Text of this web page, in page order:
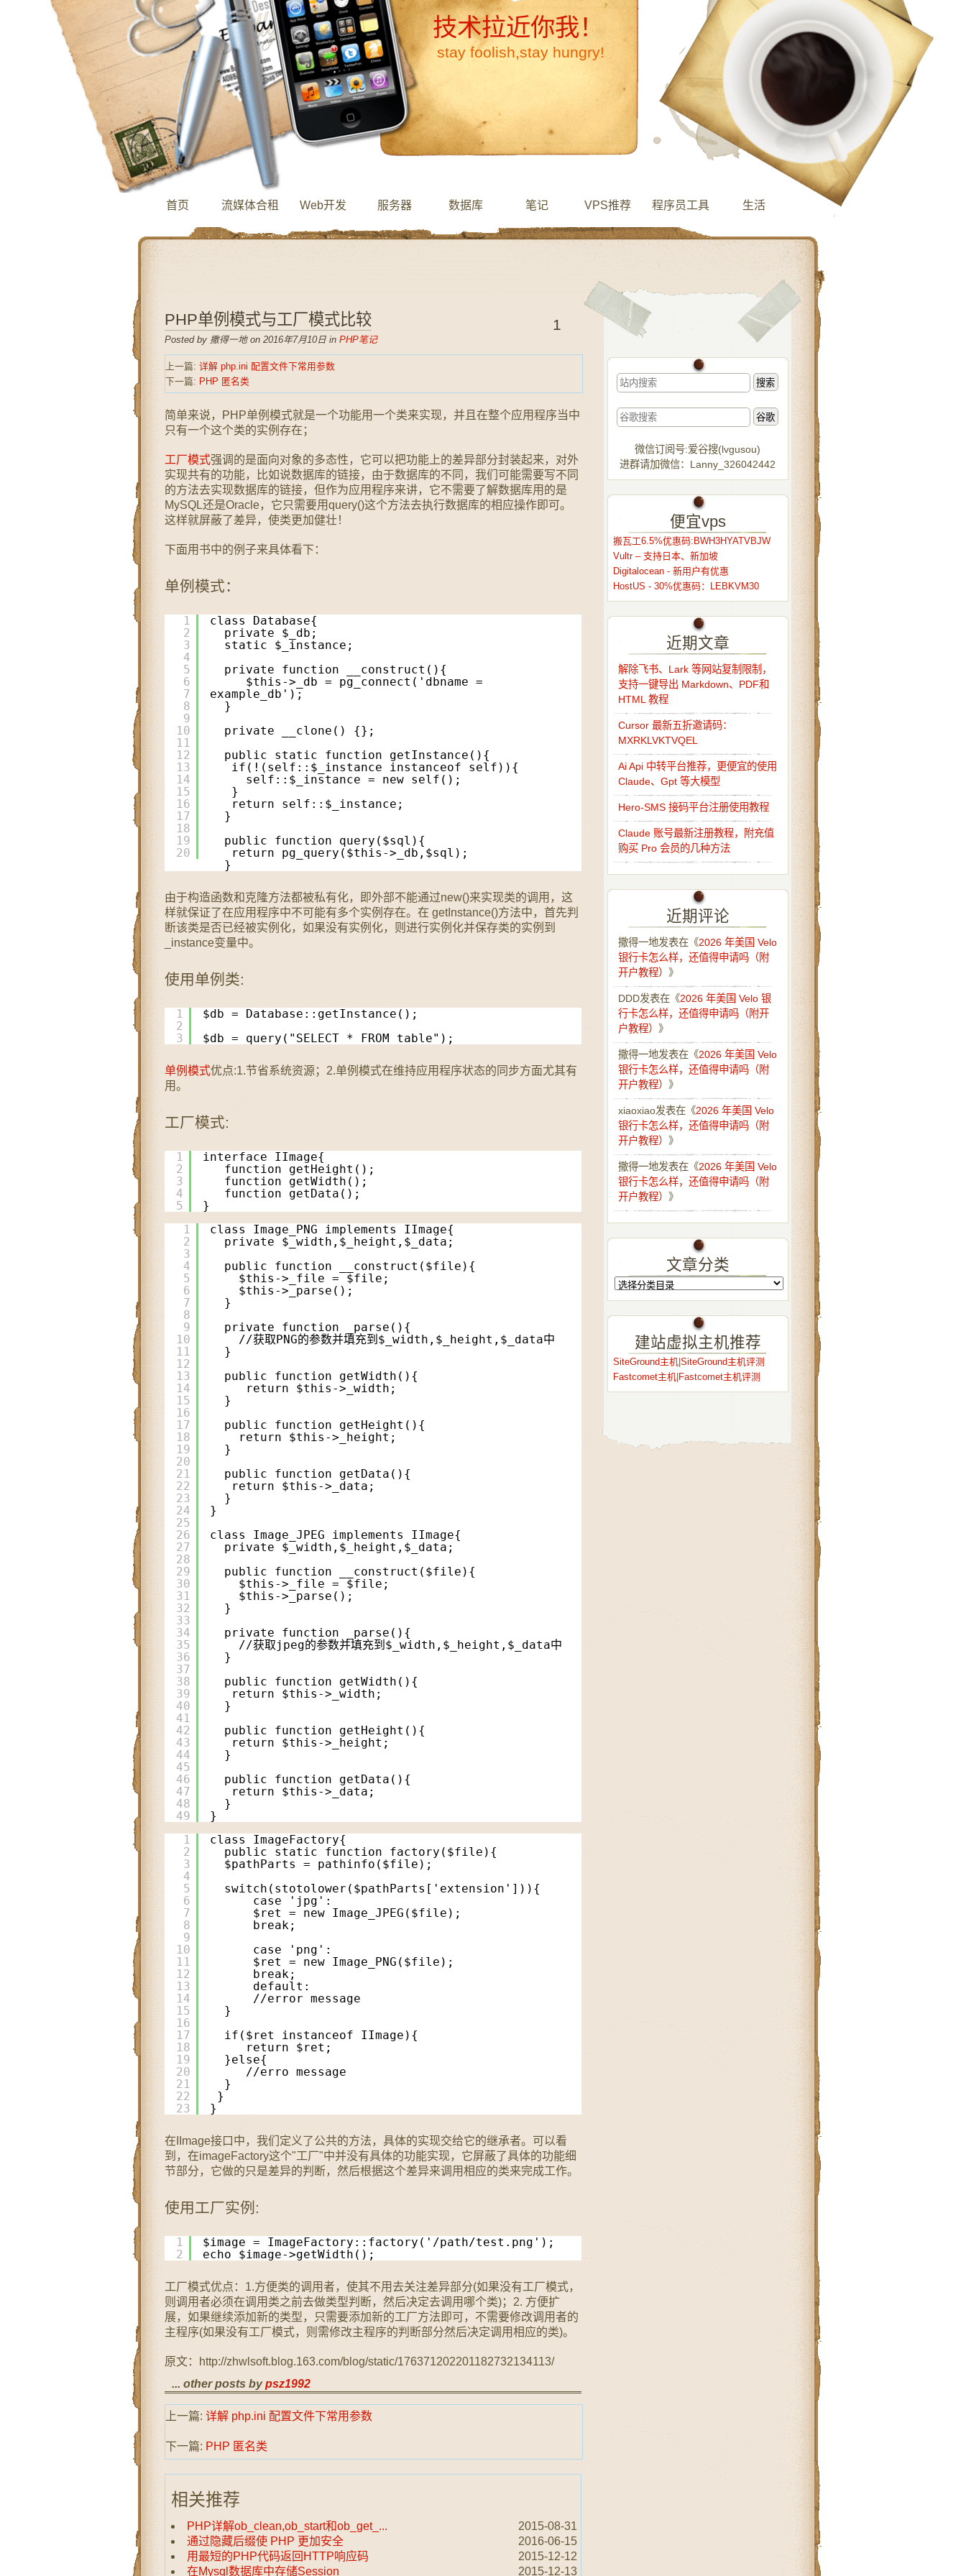
技术拉近你我！
stay foolish,stay hungry!
首页 流媒体合租 Web开发 服务器 数据库 笔记 VPS推荐 程序员工具 生活
1
PHP单例模式与工厂模式比较
Posted by 撒得一地 on 2016年7月10日 in PHP笔记
上一篇: 详解 php.ini 配置文件下常用参数
下一篇: PHP 匿名类
简单来说，PHP单例模式就是一个功能用一个类来实现，并且在整个应用程序当中
只有一个这个类的实例存在；
工厂模式强调的是面向对象的多态性，它可以把功能上的差异部分封装起来，对外
实现共有的功能，比如说数据库的链接，由于数据库的不同，我们可能需要写不同
的方法去实现数据库的链接，但作为应用程序来讲，它不需要了解数据库用的是
MySQL还是Oracle，它只需要用query()这个方法去执行数据库的相应操作即可。
这样就屏蔽了差异，使类更加健壮！
下面用书中的例子来具体看下：
单例模式：
1
2
3
4
5
6
7
8
9
10
11
12
13
14
15
16
17
18
19
20
class Database{
private $_db;
static $_instance;
private function __construct(){
$this->_db = pg_connect('dbname =
example_db');
}
private __clone() {};
public static function getInstance(){
if(!(self::$_instance instanceof self)){
self::$_instance = new self();
}
return self::$_instance;
}
public function query($sql){
return pg_query($this->_db,$sql);
}
由于构造函数和克隆方法都被私有化，即外部不能通过new()来实现类的调用，这
样就保证了在应用程序中不可能有多个实例存在。在 getInstance()方法中，首先判
断该类是否已经被实例化，如果没有实例化，则进行实例化并保存类的实例到
_instance变量中。
使用单例类:
1
2
3
$db = Database::getInstance();
$db = query("SELECT * FROM table");
单例模式优点:1.节省系统资源；2.单例模式在维持应用程序状态的同步方面尤其有
用。
工厂模式:
1
2
3
4
5
interface IImage{
function getHeight();
function getWidth();
function getData();
}
1
2
3
4
5
6
7
8
9
10
11
12
13
14
15
16
17
18
19
20
21
22
23
24
25
26
27
28
29
30
31
32
33
34
35
36
37
38
39
40
41
42
43
44
45
46
47
48
49
class Image_PNG implements IImage{
private $_width,$_height,$_data;
public function __construct($file){
$this->_file = $file;
$this->_parse();
}
private function _parse(){
//获取PNG的参数并填充到$_width,$_height,$_data中
}
public function getWidth(){
return $this->_width;
}
public function getHeight(){
return $this->_height;
}
public function getData(){
return $this->_data;
}
}
class Image_JPEG implements IImage{
private $_width,$_height,$_data;
public function __construct($file){
$this->_file = $file;
$this->_parse();
}
private function _parse(){
//获取jpeg的参数并填充到$_width,$_height,$_data中
}
public function getWidth(){
return $this->_width;
}
public function getHeight(){
return $this->_height;
}
public function getData(){
return $this->_data;
}
}
1
2
3
4
5
6
7
8
9
10
11
12
13
14
15
16
17
18
19
20
21
22
23
class ImageFactory{
public static function factory($file){
$pathParts = pathinfo($file);
switch(stotolower($pathParts['extension'])){
case 'jpg':
$ret = new Image_JPEG($file);
break;
case 'png':
$ret = new Image_PNG($file);
break;
default:
//error message
}
if($ret instanceof IImage){
return $ret;
}else{
//erro message
}
}
}
在IImage接口中，我们定义了公共的方法，具体的实现交给它的继承者。可以看
到，在imageFactory这个"工厂"中并没有具体的功能实现，它屏蔽了具体的功能细
节部分，它做的只是差异的判断，然后根据这个差异来调用相应的类来完成工作。
使用工厂实例:
1
2
$image = ImageFactory::factory('/path/test.png');
echo $image->getWidth();
工厂模式优点：1.方便类的调用者，使其不用去关注差异部分(如果没有工厂模式，
则调用者必须在调用类之前去做类型判断，然后决定去调用哪个类)；2. 方便扩
展，如果继续添加新的类型，只需要添加新的工厂方法即可，不需要修改调用者的
主程序(如果没有工厂模式，则需修改主程序的判断部分然后决定调用相应的类)。
原文：http://zhwlsoft.blog.163.com/blog/static/176371202201182732134113/
... other posts bypsz1992
上一篇: 详解 php.ini 配置文件下常用参数
下一篇: PHP 匿名类
相关推荐
PHP详解ob_clean,ob_start和ob_get_...
2015-08-31
通过隐藏后缀使 PHP 更加安全
2016-06-15
用最短的PHP代码返回HTTP响应码
2015-12-12
在Mysql数据库中存储Session
2015-12-13
微信订阅号:爱谷搜(lvgusou)
进群请加微信：Lanny_326042442
便宜vps
搬瓦工6.5%优惠码:BWH3HYATVBJW
Vultr – 支持日本、新加坡
Digitalocean - 新用户有优惠
HostUS - 30%优惠码：LEBKVM30
近期文章
解除飞书、Lark 等网站复制限制，
支持一键导出 Markdown、PDF和
HTML 教程
Cursor 最新五折邀请码：
MXRKLVKTVQEL
Ai Api 中转平台推荐，更便宜的使用
Claude、Gpt 等大模型
Hero-SMS 接码平台注册使用教程
Claude 账号最新注册教程，附充值
购买 Pro 会员的几种方法
近期评论
撒得一地发表在《2026 年美国 Velo
银行卡怎么样，还值得申请吗（附
开户教程） 》
DDD发表在《2026 年美国 Velo 银
行卡怎么样，还值得申请吗（附开
户教程） 》
撒得一地发表在《2026 年美国 Velo
银行卡怎么样，还值得申请吗（附
开户教程） 》
xiaoxiao发表在《2026 年美国 Velo
银行卡怎么样，还值得申请吗（附
开户教程） 》
撒得一地发表在《2026 年美国 Velo
银行卡怎么样，还值得申请吗（附
开户教程） 》
文章分类
建站虚拟主机推荐
SiteGround主机| SiteGround主机评测
Fastcomet主机| Fastcomet主机评测